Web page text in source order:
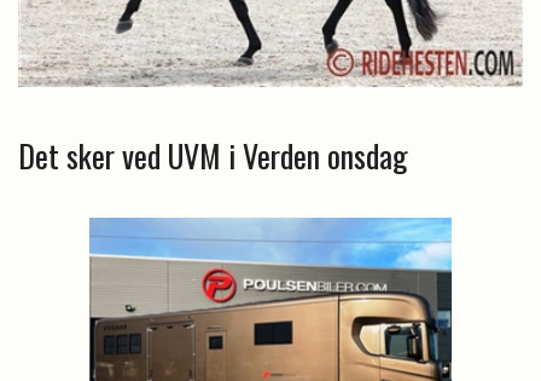
Det sker ved UVM i Verden onsdag